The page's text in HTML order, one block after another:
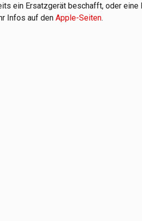
ein Ersatzgerät beschafft, oder eine
Infos auf den Apple-Seiten.